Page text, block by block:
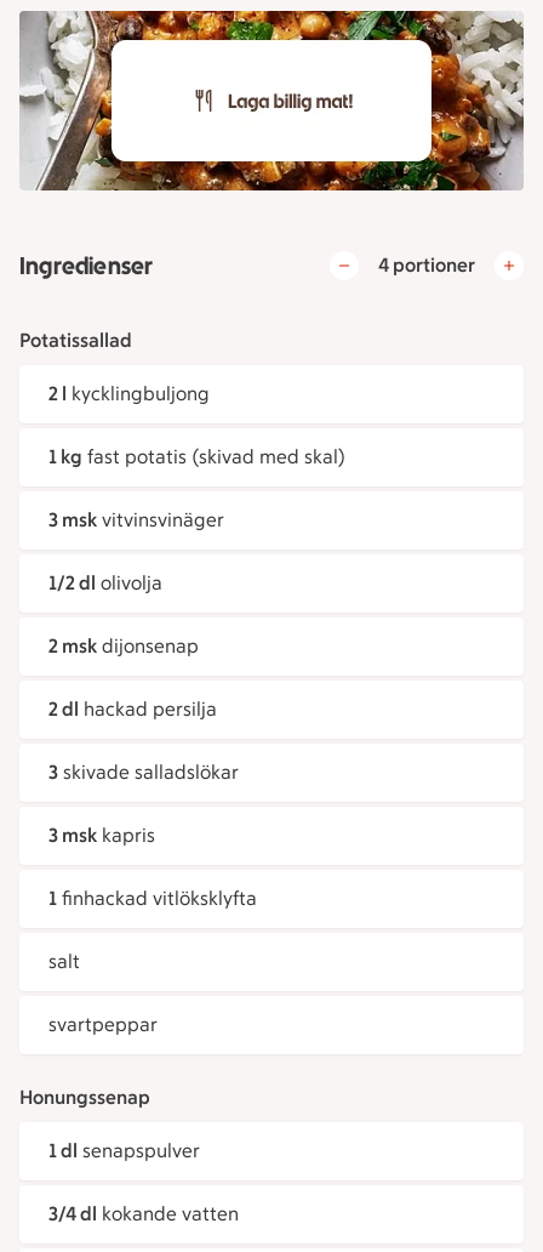
Ingredienser 4 portioner
Potatissallad
2 l kycklingbuljong
1 kg fast potatis (skivad med skal)
3 msk vitvinsvinäger
1/2 dl olivolja
2 msk dijonsenap
2 dl hackad persilja
3 skivade salladslökar
3 msk kapris
1 finhackad vitlöksklyfta
salt
svartpeppar
Honungssenap
1 dl senapspulver
3/4 dl kokande vatten